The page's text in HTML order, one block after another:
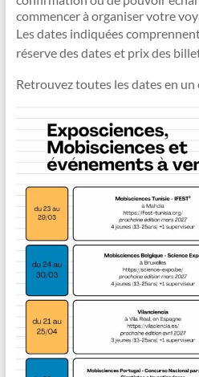
commencer à organiser votre
Les dates indiquées
réserve des dates et prix des
Retrouvez toutes les dates en un